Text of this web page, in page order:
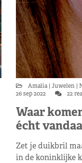
Amalia Juwelen
26 sep 2022
22
Waar
écht
Zet je duikbril
in de koninklijke